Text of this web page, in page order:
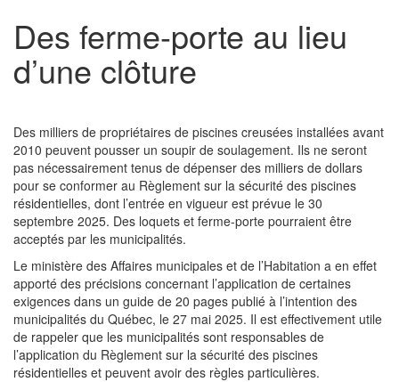
Des ferme-porte au lieu
d’une clôture
Des milliers de propriétaires de piscines creusées installées avant
2010 peuvent pousser un soupir de soulagement. Ils ne seront
pas nécessairement tenus de dépenser des milliers de dollars
pour se conformer au Règlement sur la sécurité des piscines
résidentielles, dont l’entrée en vigueur est prévue le 30
septembre 2025. Des loquets et ferme-porte pourraient être
acceptés par les municipalités.
Le ministère des Affaires municipales et de l’Habitation a en effet
apporté des précisions concernant l’application de certaines
exigences dans un guide de 20 pages publié à l’intention des
municipalités du Québec, le 27 mai 2025. Il est effectivement utile
de rappeler que les municipalités sont responsables de
l’application du Règlement sur la sécurité des piscines
résidentielles et peuvent avoir des règles particulières.